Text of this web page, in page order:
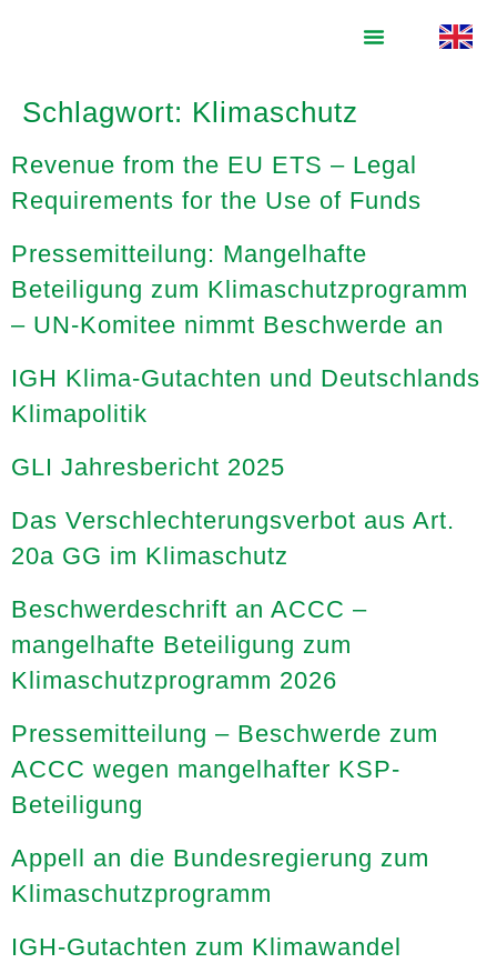
Schlagwort: Klimaschutz
Revenue from the EU ETS – Legal
Requirements for the Use of Funds
Pressemitteilung: Mangelhafte
Beteiligung zum Klimaschutzprogramm
– UN-Komitee nimmt Beschwerde an
IGH Klima-Gutachten und Deutschlands
Klimapolitik
GLI Jahresbericht 2025
Das Verschlechterungsverbot aus Art.
20a GG im Klimaschutz
Beschwerdeschrift an ACCC –
mangelhafte Beteiligung zum
Klimaschutzprogramm 2026
Pressemitteilung – Beschwerde zum
ACCC wegen mangelhafter KSP-
Beteiligung
Appell an die Bundesregierung zum
Klimaschutzprogramm
IGH-Gutachten zum Klimawandel